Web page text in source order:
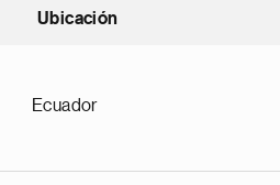
Ubicación
Ecuador